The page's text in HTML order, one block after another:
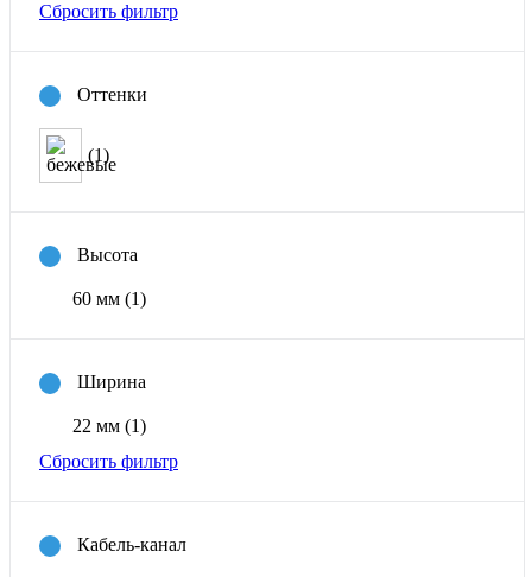
Сбросить фильтр
Оттенки
(1)
Высота
60 мм (1)
Ширина
22 мм (1)
Сбросить фильтр
Кабель-канал